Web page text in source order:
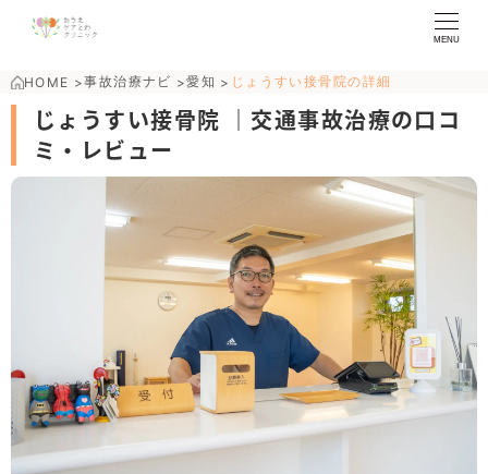
MENU
HOME >事故治療ナビ >愛知 > じょうすい接骨院の詳細
じょうすい接骨院 ｜交通事故治療の口コ
ミ・レビュー